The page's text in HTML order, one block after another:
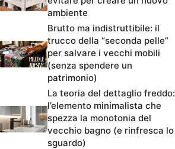
ambiente
Brutto ma indistruttibile: il
trucco della “seconda pelle”
per salvare i vecchi mobili
(senza spendere un
patrimonio)
La teoria del dettaglio freddo:
l’elemento minimalista che
spezza la monotonia del
vecchio bagno (e rinfresca lo
sguardo)